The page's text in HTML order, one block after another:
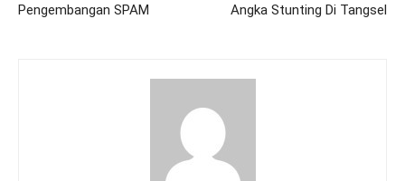
Pengembangan SPAM
Angka Stunting Di Tangsel